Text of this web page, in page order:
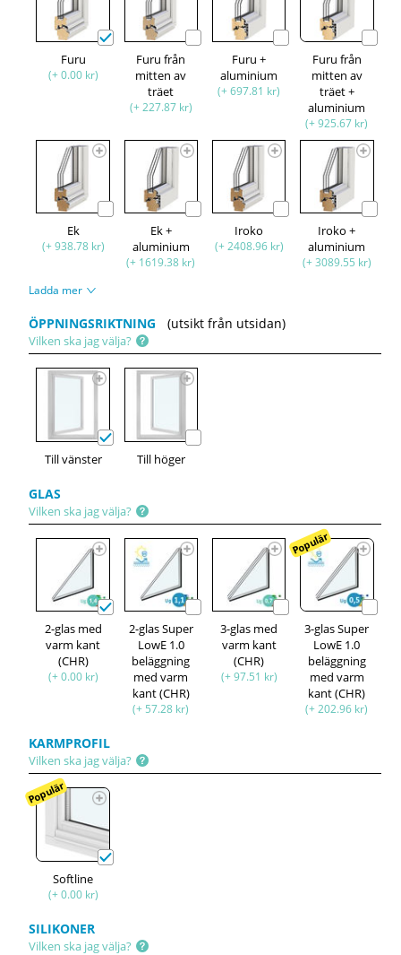
Furu
(+ 0.00 kr)
Furu från
mitten av
träet
(+ 227.87 kr)
Furu +
aluminium
(+ 697.81 kr)
Furu från
mitten av
träet +
aluminium
(+ 925.67 kr)
Ek
(+ 938.78 kr)
Ek +
aluminium
(+ 1619.38 kr)
Iroko
(+ 2408.96 kr)
Iroko +
aluminium
(+ 3089.55 kr)
Ladda mer
ÖPPNINGSRIKTNING (utsikt från utsidan)
Vilken ska jag välja?
Till vänster Till höger
GLAS
Vilken ska jag välja?
2-glas med
varm kant
(CHR)
(+ 0.00 kr)
2-glas Super
LowE 1.0
beläggning
med varm
kant (CHR)
(+ 57.28 kr)
3-glas med
varm kant
(CHR)
(+ 97.51 kr)
Populär
3-glas Super
LowE 1.0
beläggning
med varm
kant (CHR)
(+ 202.96 kr)
KARMPROFIL
Vilken ska jag välja?
Populär
Softline
(+ 0.00 kr)
SILIKONER
Vilken ska jag välja?